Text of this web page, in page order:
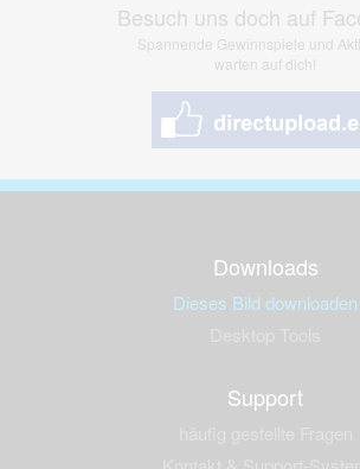
Besuch uns doch auf
Spannende Gewinnspiele und
warten auf dich!
Downloads
Dieses Bild downloaden
Support